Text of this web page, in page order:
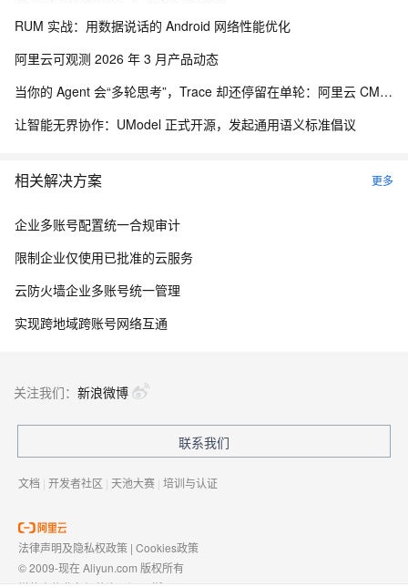
RUM 实战：用数据说话的 Android 网络性能优化
阿里云可观测 2026 年 3 月产品动态
当你的 Agent 会“多轮思考”，Trace 却还停留在单轮：阿里云 CMS OpenClaw 可观测插件升级
让智能无界协作：UModel 正式开源，发起通用语义标准倡议
相关解决方案 更多
企业多账号配置统一合规审计
限制企业仅使用已批准的云服务
云防火墙企业多账号统一管理
实现跨地域跨账号网络互通
关注我们： 新浪微博
联系我们
文档 | 开发者社区 | 天池大赛 | 培训与认证
法律声明及隐私权政策 | Cookies政策
© 2009-现在 Aliyun.com 版权所有